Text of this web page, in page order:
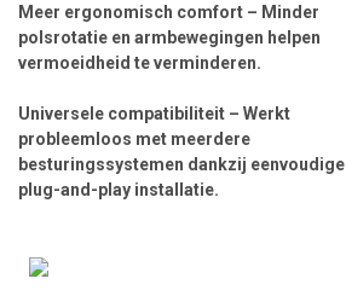
Meer ergonomisch comfort – Minder
polsrotatie en armbewegingen helpen
vermoeidheid te verminderen.
Universele compatibiliteit – Werkt
probleemloos met meerdere
besturingssystemen dankzij eenvoudige
plug-and-play installatie.